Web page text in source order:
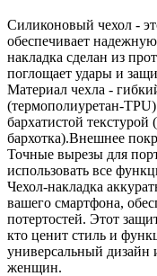
Силиконовый чехол -
обеспечивает
накладка сделан из
поглощает удары и
Материал чехла -
(термополиуретан-
бархатистой
бархотка).Внешнее
Точные вырезы для
использовать все
Чехол-накладка
вашего смартфона,
потертостей. Этот
кто ценит стиль и
универсальный дизайн
женщин.